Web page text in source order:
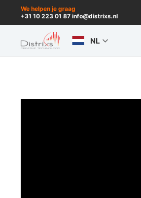
inhoud
We helpen je graag
+31 10 223 01 87 info@distrixs.nl
NL